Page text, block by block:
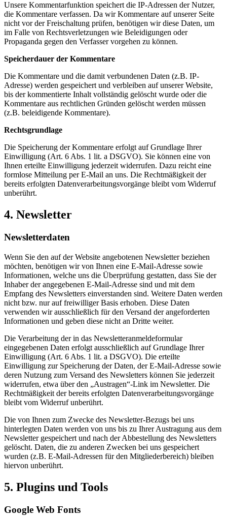
Unsere Kommentarfunktion speichert die IP-Adressen der Nutzer,
die Kommentare verfassen. Da wir Kommentare auf unserer Seite
nicht vor der Freischaltung prüfen, benötigen wir diese Daten, um
im Falle von Rechtsverletzungen wie Beleidigungen oder
Propaganda gegen den Verfasser vorgehen zu können.
Speicherdauer der Kommentare
Die Kommentare und die damit verbundenen Daten (z.B. IP-
Adresse) werden gespeichert und verbleiben auf unserer Website,
bis der kommentierte Inhalt vollständig gelöscht wurde oder die
Kommentare aus rechtlichen Gründen gelöscht werden müssen
(z.B. beleidigende Kommentare).
Rechtsgrundlage
Die Speicherung der Kommentare erfolgt auf Grundlage Ihrer
Einwilligung (Art. 6 Abs. 1 lit. a DSGVO). Sie können eine von
Ihnen erteilte Einwilligung jederzeit widerrufen. Dazu reicht eine
formlose Mitteilung per E-Mail an uns. Die Rechtmäßigkeit der
bereits erfolgten Datenverarbeitungsvorgänge bleibt vom Widerruf
unberührt.
4. Newsletter
Newsletterdaten
Wenn Sie den auf der Website angebotenen Newsletter beziehen
möchten, benötigen wir von Ihnen eine E-Mail-Adresse sowie
Informationen, welche uns die Überprüfung gestatten, dass Sie der
Inhaber der angegebenen E-Mail-Adresse sind und mit dem
Empfang des Newsletters einverstanden sind. Weitere Daten werden
nicht bzw. nur auf freiwilliger Basis erhoben. Diese Daten
verwenden wir ausschließlich für den Versand der angeforderten
Informationen und geben diese nicht an Dritte weiter.
Die Verarbeitung der in das Newsletteranmeldeformular
eingegebenen Daten erfolgt ausschließlich auf Grundlage Ihrer
Einwilligung (Art. 6 Abs. 1 lit. a DSGVO). Die erteilte
Einwilligung zur Speicherung der Daten, der E-Mail-Adresse sowie
deren Nutzung zum Versand des Newsletters können Sie jederzeit
widerrufen, etwa über den „Austragen“-Link im Newsletter. Die
Rechtmäßigkeit der bereits erfolgten Datenverarbeitungsvorgänge
bleibt vom Widerruf unberührt.
Die von Ihnen zum Zwecke des Newsletter-Bezugs bei uns
hinterlegten Daten werden von uns bis zu Ihrer Austragung aus dem
Newsletter gespeichert und nach der Abbestellung des Newsletters
gelöscht. Daten, die zu anderen Zwecken bei uns gespeichert
wurden (z.B. E-Mail-Adressen für den Mitgliederbereich) bleiben
hiervon unberührt.
5. Plugins und Tools
Google Web Fonts